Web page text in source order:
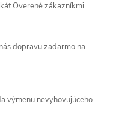
Overené zákazníkmi.
dopravu zadarmo na
výmenu nevyhovujúceho